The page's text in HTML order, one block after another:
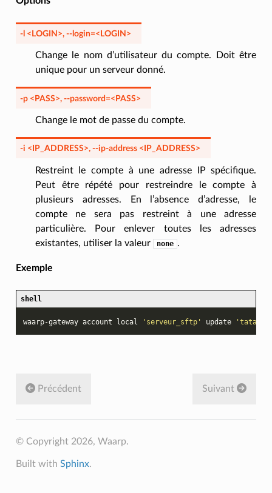
-l <LOGIN>, --login=<LOGIN>
Change le nom d’utilisateur du compte. Doit être
unique pour un serveur donné.
-p <PASS>, --password=<PASS>
Change le mot de passe du compte.
-i <IP_ADDRESS>, --ip-address <IP_ADDRESS>
Restreint le compte à une adresse IP spécifique.
Peut être répété pour restreindre le compte à
plusieurs adresses. En l’absence d’adresse, le
compte ne sera pas restreint à une adresse
particulière. Pour enlever toutes les adresses
existantes, utiliser la valeur
none .
Exemple
shell
waarp-gateway account local 'serveur_sftp' update 'tata'
Suivant
Précédent
© Copyright 2026, Waarp.
Built with Sphinx.